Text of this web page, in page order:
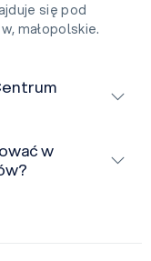
się pod
małopolskie.
w